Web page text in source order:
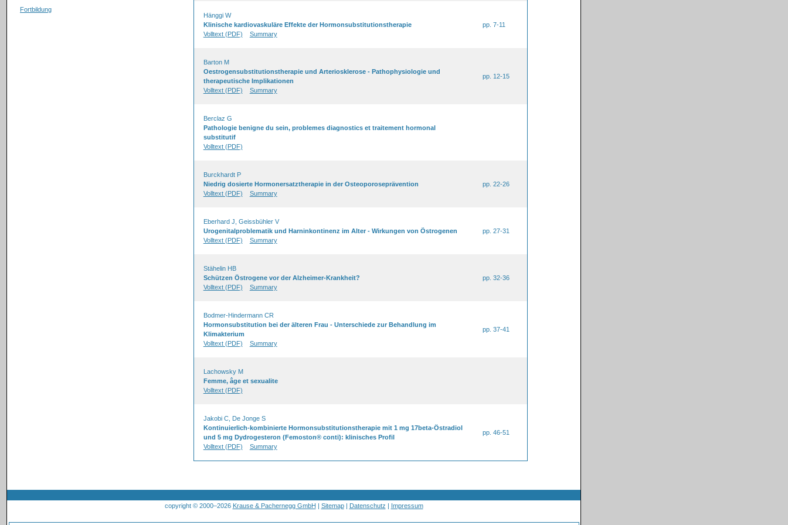
Fortbildung
Hänggi W
Klinische kardiovaskuläre Effekte der Hormonsubstitutionstherapie
Volltext (PDF)
Summary
pp. 7-11
Barton M
Oestrogensubstitutionstherapie und Arteriosklerose - Pathophysiologie und
therapeutische Implikationen
Volltext (PDF)
Summary
pp. 12-15
Berclaz G
Pathologie benigne du sein, problemes diagnostics et traitement hormonal
substitutif
Volltext (PDF)
Burckhardt P
Niedrig dosierte Hormonersatztherapie in der Osteoporoseprävention
Volltext (PDF)
Summary
pp. 22-26
Eberhard J, Geissbühler V
Urogenitalproblematik und Harninkontinenz im Alter - Wirkungen von Östrogenen
Volltext (PDF)
Summary
pp. 27-31
Stähelin HB
Schützen Östrogene vor der Alzheimer-Krankheit?
Volltext (PDF)
Summary
pp. 32-36
Bodmer-Hindermann CR
Hormonsubstitution bei der älteren Frau - Unterschiede zur Behandlung im
Klimakterium
Volltext (PDF)
Summary
pp. 37-41
Lachowsky M
Femme, âge et sexualite
Volltext (PDF)
Jakobi C, De Jonge S
Kontinuierlich-kombinierte Hormonsubstitutionstherapie mit 1 mg 17beta-Östradiol
und 5 mg Dydrogesteron (Femoston® conti): klinisches Profil
Volltext (PDF)
Summary
pp. 46-51
copyright © 2000–2026 Krause & Pachernegg GmbH | Sitemap| Datenschutz | Impressum